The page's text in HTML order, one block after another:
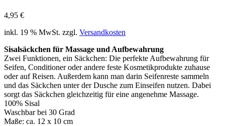
4,95 €
inkl. 19 % MwSt. zzgl. Versandkosten
Sisalsäckchen für Massage und Aufbewahrung
Zwei Funktionen, ein Säckchen: Die perfekte Aufbewahrung für
Seifen, Conditioner oder andere feste Kosmetikprodukte zuhause
oder auf Reisen. Außerdem kann man darin Seifenreste sammeln
und das Säckchen unter der Dusche zum Einseifen nutzen. Dabei
sorgt das Säckchen gleichzeitig für eine angenehme Massage.
100% Sisal
Waschbar bei 30 Grad
Maße: ca. 12 x 10 cm